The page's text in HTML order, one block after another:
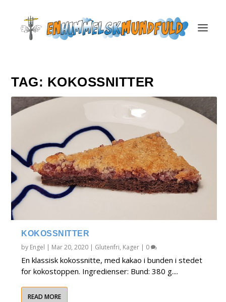
TAG: KOKOSSNITTER
KOKOSSNITTER
by Engel | Mar 20, 2020 | Glutenfri, Kager | 0
En klassisk kokossnitte, med kakao i bunden i stedet
for kokostoppen. Ingredienser: Bund: 380 g....
READ MORE